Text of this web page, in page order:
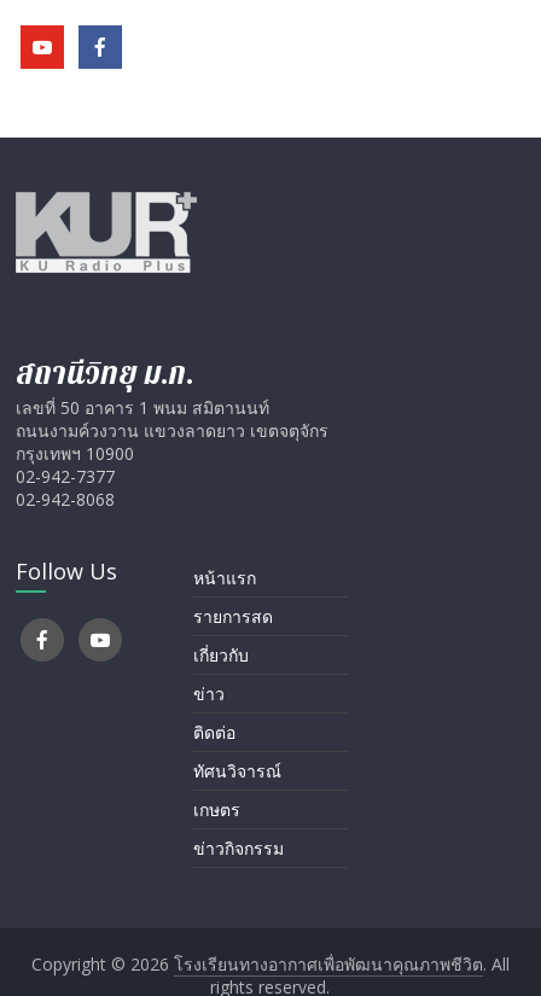
สถานีวิทยุ ม.ก.
เลขที่ 50 อาคาร 1 พนม สมิตานนท์
ถนนงามค์วงวาน แขวงลาดยาว เขตจตุจักร
กรุงเทพฯ 10900
02-942-7377
02-942-8068
Follow Us
หน้าแรก
รายการสด
เกี่ยวกับ
ข่าว
ติดต่อ
ทัศนวิจารณ์
เกษตร
ข่าวกิจกรรม
Copyright © 2026 โรงเรียนทางอากาศ​เพื่อพัฒนาคุณภาพชีวิต. All
rights reserved.